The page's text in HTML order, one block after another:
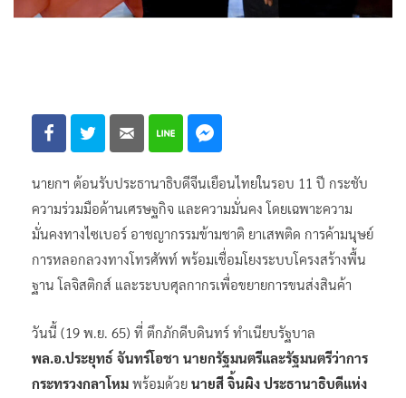
นายกฯ ต้อนรับประธานาธิบดีจีนเยือนไทยในรอบ 11 ปี กระชับ
ความร่วมมือด้านเศรษฐกิจ และความมั่นคง โดยเฉพาะความ
มั่นคงทางไซเบอร์ อาชญากรรมข้ามชาติ ยาเสพติด การค้ามนุษย์
การหลอกลวงทางโทรศัพท์ พร้อมเชื่อมโยงระบบโครงสร้างพื้น
ฐาน โลจิสติกส์ และระบบศุลกากรเพื่อขยายการขนส่งสินค้า
วันนี้ (19 พ.ย. 65) ที่ ตึกภักดีบดินทร์ ทำเนียบรัฐบาล
พล.อ.ประยุทธ์ จันทร์โอชา นายกรัฐมนตรีและรัฐมนตรีว่าการ
กระทรวงกลาโหม พร้อมด้วย นายสี จิ้นผิง ประธานาธิบดีแห่ง